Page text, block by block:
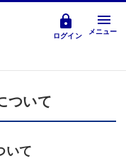
ログイン
メニュー
ついて
いて